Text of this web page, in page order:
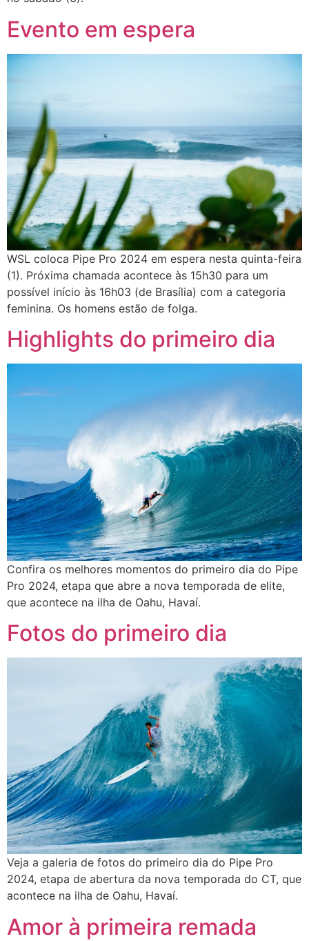
Evento em espera
WSL coloca Pipe Pro 2024 em espera nesta quinta-feira
(1). Próxima chamada acontece às 15h30 para um
possível início às 16h03 (de Brasília) com a categoria
feminina. Os homens estão de folga.
Highlights do primeiro dia
Confira os melhores momentos do primeiro dia do Pipe
Pro 2024, etapa que abre a nova temporada de elite,
que acontece na ilha de Oahu, Havaí.
Fotos do primeiro dia
Veja a galeria de fotos do primeiro dia do Pipe Pro
2024, etapa de abertura da nova temporada do CT, que
acontece na ilha de Oahu, Havaí.
Amor à primeira remada